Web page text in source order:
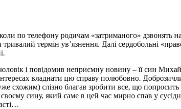
по телефону родичам «затриманого» дзвонять
термін ув’язнення. Далі сердобольні
і повідомив неприємну новину – її син
владнати цю справу полюбовно.
схожим) слізно благав зробити все, що
сину, який саме в цей час мирно спав у